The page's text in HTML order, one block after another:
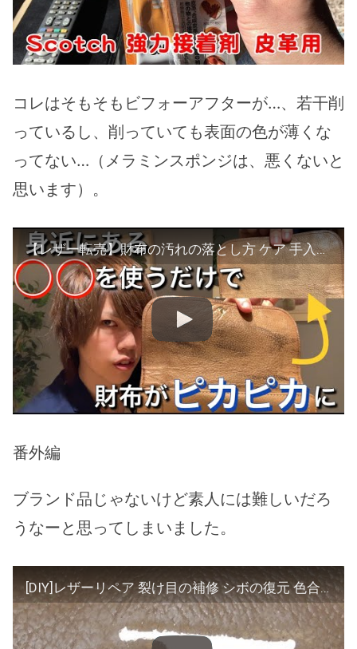
コレはそもそもビフォーアフターが…、若干削
っているし、削っていても表面の色が薄くな
ってない…（メラミンスポンジは、悪くないと
思います）。
【レザー転売】財布の汚れの落とし方 ケア 手入れ 磨き方 メンテナンス
番外編
ブランド品じゃないけど素人には難しいだろ
うなーと思ってしまいました。
[DIY]レザーリペア 裂け目の補修 シボの復元 色合わせ